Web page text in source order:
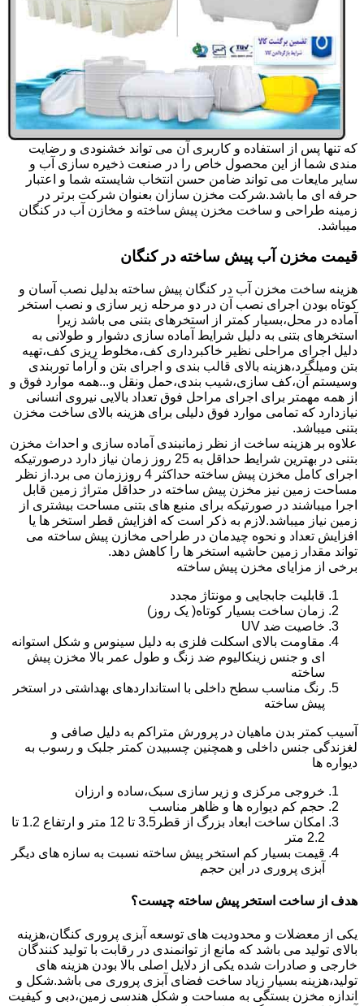
که تنها پس از استفاده و کاربری آن می تواند خشنودی و رضایت
مندی شما از این محصول خاص را در صنعت ذخیره سازی آب و
سایر مایعات می تواند ضامن حسن انتخاب شایسته شما و اعتبار
حرفه ای ما باشد.شرکت مخزن سازان بعنوان شرکت برتر در
زمینه طراحی و ساخت مخزن پیش ساخته و مخازن آب در کنگان
میباشد.
قیمت مخزن آب پیش ساخته در کنگان
هزینه ساخت مخزن آب در کنگان پیش ساخته بدلیل نصب آسان و
کوتاه بودن اجرای نصب آن در دو مرحله زیر سازی و نصب استخر
آماده در محل،بسیار کمتر از استخرهای بتنی می باشد زیرا
استخرهای بتنی به دلیل شرایط آماده سازی دشوار و طولانی به
دلیل اجرای مراحلی نظیر خاکبرداری کف،مخلوط ریزی کف،تهیه
بتن ومیلگرد،هزینه بالای قالب بندی و اجرای بتن و آراما توربندی
وسیستم آن،کف سازی،شیب بندی،حمل ونقل و...همه موارد فوق و
از همه مهمتر برای اجرای مراحل فوق تعداد بالایی نیروی انسانی
نیازدارد که تمامی موارد فوق دلیلی برای هزینه بالای ساخت مخزن
بتنی میباشد.
علاوه بر هزینه ساخت از نظر زمانبندی آماده سازی و احداث مخزن
بتنی در بهترین شرایط حداقل به 25 روز زمان نیاز دارد درصورتیکه
اجرای کامل مخزن پیش ساخته حداکثر 4 روززمان می برد.از نظر
مساحت زمین نیز مخزن پیش ساخته در حداقل متراژ زمین قابل
اجرا میباشند در صورتیکه برای منبع های بتنی مساحت بیشتری از
زمین نیاز میباشد.لازم به ذکر است که افزایش قطر استخر ها یا
افزایش تعداد و نحوه چیدمان در طراحی مخازن پیش ساخته می
تواند مقدار زمین حاشیه استخر ها را کاهش دهد.
برخی از مزایای مخزن پیش ساخته
قابلیت جابجایی و مونتاژ مجدد
زمان ساخت بسیار کوتاه( یک روز)
خاصیت ضد UV
مقاومت بالای اسکلت فلزی به دلیل سینوس و شکل استوانه
ای و جنس زینکالیوم ضد زنگ و طول عمر بالا مخزن پیش
ساخته
رنگ مناسب سطح داخلی با استانداردهای بهداشتی در استخر
پیش ساخته
آسیب کمتر بدن ماهیان در پرورش متراکم به دلیل صافی و
لغزندگی جنس داخلی و همچنین چسبیدن کمتر جلبک و رسوب به
دیواره ها
خروجی مرکزی و زیر سازی سبک،ساده و ارزان
حجم کم دیواره ها و ظاهر مناسب
امکان ساخت ابعاد بزرگ از قطر3.5 تا 12 متر و ارتفاع 1.2 تا
2.2 متر
قیمت بسیار کم استخر پیش ساخته نسبت به سازه های دیگر
آبزی پروری در این حجم
هدف از ساخت استخر پیش ساخته چیست؟
یکی از معضلات و محدودیت های توسعه آبزی پروری کنگان،هزینه
بالای تولید می باشد که مانع از توانمندی در رقابت با تولید کنندگان
خارجی و صادرات شده یکی از دلایل اصلی بالا بودن هزینه های
تولید،هزینه بسیار زیاد ساخت فضای آبزی پروری می باشد.شکل و
اندازه مخزن بستگی به مساحت و شکل هندسی زمین،دبی و کیفیت